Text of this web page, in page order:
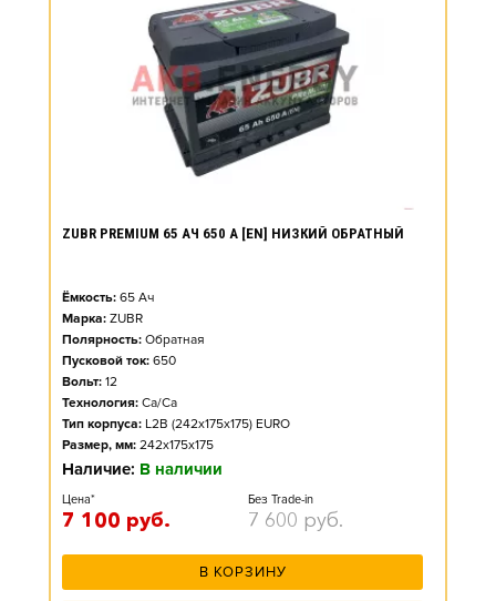
ZUBR PREMIUM 65 АЧ 650 А [EN] НИЗКИЙ ОБРАТНЫЙ
Ёмкость: 65 Ач
Марка: ZUBR
Полярность: Обратная
Пусковой ток: 650
Вольт: 12
Технология: Ca/Ca
Тип корпуса: L2B (242x175x175) EURO
Размер, мм: 242x175x175
Наличие: В наличии
Цена*
7 100 руб.
Без Trade-in
7 600 руб.
В КОРЗИНУ